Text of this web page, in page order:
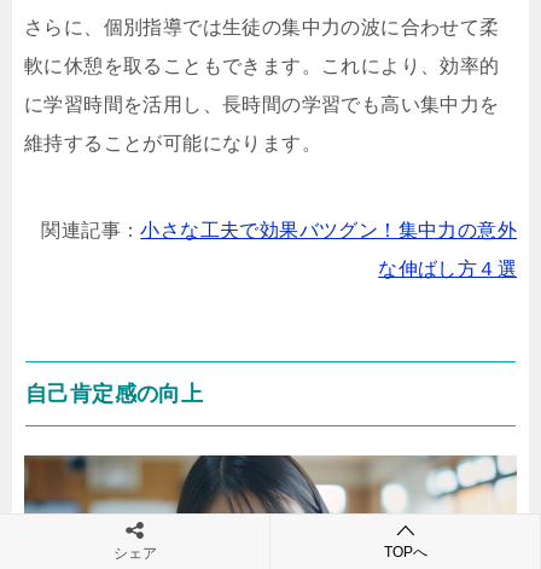
さらに、個別指導では生徒の集中力の波に合わせて柔
軟に休憩を取ることもできます。これにより、効率的
に学習時間を活用し、長時間の学習でも高い集中力を
維持することが可能になります。
関連記事：小さな工夫で効果バツグン！集中力の意外
な伸ばし方４選
自己肯定感の向上
シェア TOPへ